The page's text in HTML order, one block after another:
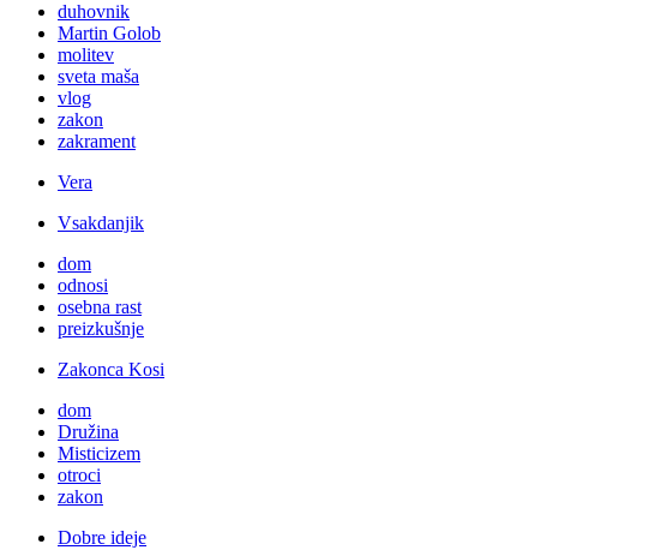
duhovnik
Martin Golob
molitev
sveta maša
vlog
zakon
zakrament
Vera
Vsakdanjik
dom
odnosi
osebna rast
preizkušnje
Zakonca Kosi
dom
Družina
Misticizem
otroci
zakon
Dobre ideje